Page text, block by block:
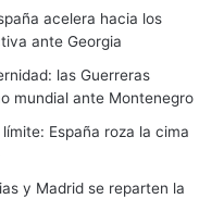
acelera hacia los
ante Georgia
las Guerreras
mundial ante Montenegro
España roza la cima
y Madrid se reparten la